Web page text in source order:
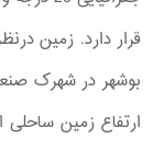
قرار دارد. زمین
بوشهر در شهرک